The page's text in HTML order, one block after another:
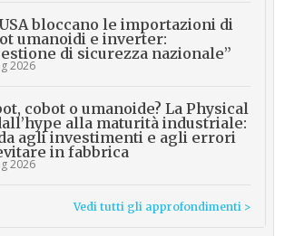
bloccano le importazioni di
umanoidi e inverter:
di sicurezza nazionale”
2026
cobot o umanoide? La Physical
alla maturità industriale:
agli investimenti e agli errori
in fabbrica
2026
Vedi tutti gli approfondimenti >